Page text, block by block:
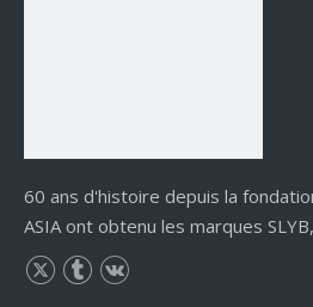
60 ans d'histoire depuis la
ASIA ont obtenu les marques SLYB,